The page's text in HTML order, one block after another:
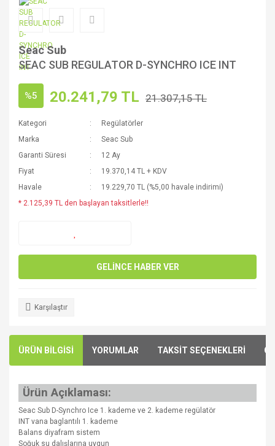
Seac Sub
SEAC SUB REGULATOR D-SYNCHRO ICE INT
%5 20.241,79 TL 21.307,15 TL
Kategori
Regülatörler
Marka
Seac Sub
Garanti Süresi
12 Ay
Fiyat
19.370,14 TL + KDV
Havale
19.229,70 TL (%5,00 havale indirimi)
* 2.125,39 TL den başlayan taksitlerle!!
GELİNCE HABER VER
Karşılaştır
ÜRÜN BİLGİSİ YORUMLAR TAKSİT SEÇENEKLERİ
Ürün Açıklaması:
Seac Sub D-Synchro Ice 1. kademe ve 2. kademe regülatör
INT vana baglantılı 1. kademe
Balans diyafram sistem
Soğuk su dalışlarına uygun